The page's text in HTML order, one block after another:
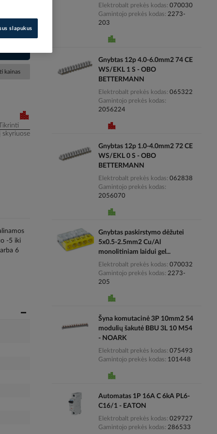
kainas
Tikrinti
skyriuose
-5 iki
6
Elektrobalt prekės kodas 070030
Gamintojo prekės kodas 2273-
203
Gnybtas 12p 4.0-6.0mm2 74 CE
WS/EKL 1 S - OBO
BETTERMANN
Elektrobalt prekės kodas 065322
Gamintojo prekės kodas
2056224
Gnybtas 12p 1.0-4.0mm2 72 CE
WS/EKL 0 S - OBO
BETTERMANN
Elektrobalt prekės kodas 062838
Gamintojo prekės kodas
2056070
Gnybtas paskirstymo dėžutei
5x0.5-2.5mm2 Cu/Al
monolitiniam laidui gel...
Elektrobalt prekės kodas 070032
Gamintojo prekės kodas 2273-
205
Šyna komutacinė 3P 10mm2 54
modulių šakutė BBU 3L 10 M54
- NOARK
Elektrobalt prekės kodas 075493
Gamintojo prekės kodas
101448
Automatas 1P 16A C 6kA PL6-
C16/1 - EATON
Elektrobalt prekės kodas 029727
Gamintojo prekės kodas 286533
slapukus